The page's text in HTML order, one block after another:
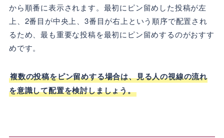
から順番に表示されます。最初にピン留めした投稿が左
上、2番目が中央上、3番目が右上という順序で配置され
るため、最も重要な投稿を最初にピン留めするのがおすす
めです。
複数の投稿をピン留めする場合は、見る人の視線の流れ
を意識して配置を検討しましょう。